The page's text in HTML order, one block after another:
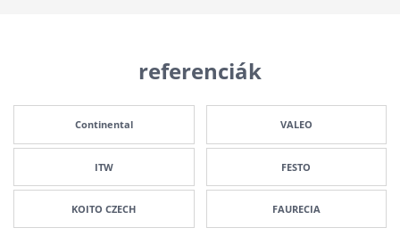
referenciák
Continental
ITW
KOITO CZECH
VALEO
FESTO
FAURECIA